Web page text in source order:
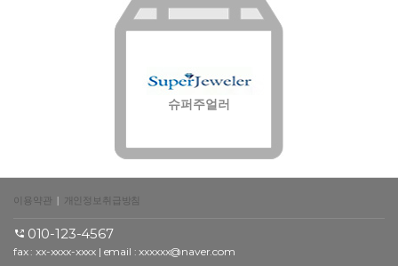
슈퍼주얼러
이용약관 | 개인정보취급방침
010-123-4567
fax : xx-xxxx-xxxx | email : xxxxxx@naver.com